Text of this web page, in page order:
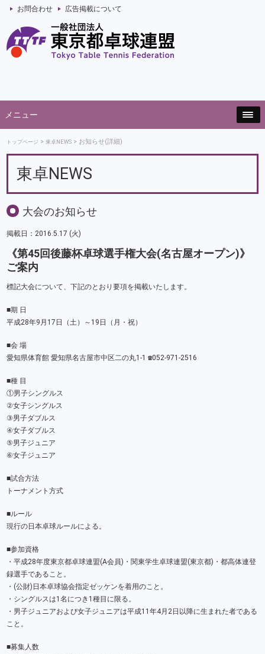
お問合わせ 広告掲載について
メニュー
トップページ 東卓NEWS お知らせ(詳細)
東卓NEWS
大会のお知らせ
掲載日：2016.5.17 (火)
《第45回後藤杯卓球選手権大会(名古屋オープン)》
ご案内
標記大会について、下記のとおり要項を掲載いたします。
■期 日
平成28年9月17日（土）～19日（月・祝）
■会 場
愛知県体育館 愛知県名古屋市中区二の丸1-1 ☎052-971-2516
■種 目
①男子シングルス
②女子シングルス
③男子ダブルス
④女子ダブルス
⑤男子ジュニア
⑥女子ジュニア
■試合方法
トーナメント方式
■ルール
現行の日本卓球ルールによる。
■参加資格
・平成28年度東京都卓球連盟(A会員)・関東学生卓球連盟(東京都)・都高体連登
録選手であること。
・(公財)日本卓球協会指定ゼッケンを着用のこと。
・シングルスは1名につき1種目に限る。
・男子ジュニアおよび女子ジュニアは平成11年4月2日以降に生まれた者である
こと。
■募集人数